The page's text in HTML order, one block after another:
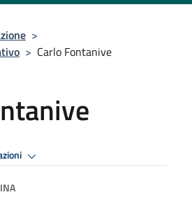
>
> Carlo Fontanive